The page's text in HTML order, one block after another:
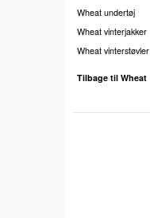
Wheat undertøj
Wheat vinterjakker
Wheat vinterstøvler
Tilbage til Wheat